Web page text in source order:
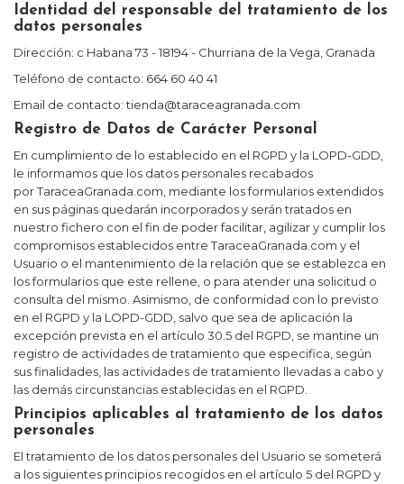
Identidad del responsable del tratamiento de los
datos personales
Dirección: c Habana 73 - 18194 - Churriana de la Vega, Granada
Teléfono de contacto: 664 60 40 41
Email de contacto: tienda@taraceagranada.com
Registro de Datos de Carácter Personal
En cumplimiento de lo establecido en el RGPD y la LOPD-GDD,
le informamos que los datos personales recabados
porTaraceaGranada.com , mediante los formularios extendidos
en sus páginas quedarán incorporados y serán tratados en
nuestro fichero con el fin de poder facilitar, agilizar y cumplir los
compromisos establecidos entreTaraceaGranada.com y el
Usuario o el mantenimiento de la relación que se establezca en
los formularios que este rellene, o para atender una solicitud o
consulta del mismo. Asimismo, de conformidad con lo previsto
en el RGPD y la LOPD-GDD, salvo que sea de aplicación la
excepción prevista en el artículo 30.5 del RGPD, se mantine un
registro de actividades de tratamiento que especifica, según
sus finalidades, las actividades de tratamiento llevadas a cabo y
las demás circunstancias establecidas en el RGPD.
Principios aplicables al tratamiento de los datos
personales
El tratamiento de los datos personales del Usuario se someterá
a los siguientes principios recogidos en el artículo 5 del RGPD y